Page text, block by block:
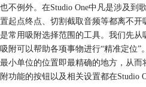
也不例外。在Studio One中凡是涉及到
置起点终点、切割截取音频等都离不开
是常用吸附选择范围的工具。我们先从
吸附可以帮助各项事物进行“精准定位
最小单位的位置即最精确的地方，从
附功能的按钮以及相关设置都在Studio